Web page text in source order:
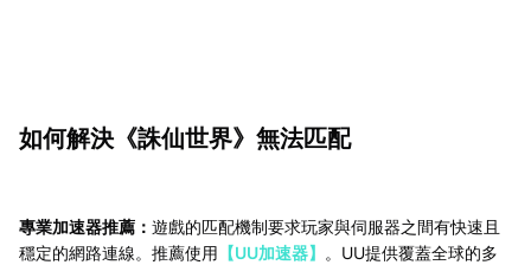
如何解決《誅仙世界》無法匹配
專業加速器推薦： 遊戲的匹配機制要求玩家與伺服器之間有快速且
穩定的網路連線。推薦使用 【UU加速器】
。UU提供覆蓋全球的多